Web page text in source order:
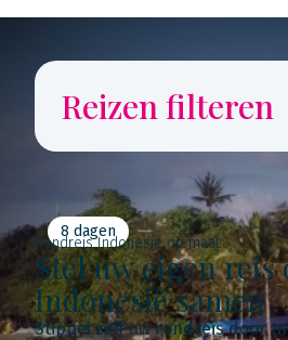
Reizen filteren
8 dagen
Rondreis Indonesië op maat
Stel uw eigen reis
Indonesië samen
Stippel zelf uw rondreis door